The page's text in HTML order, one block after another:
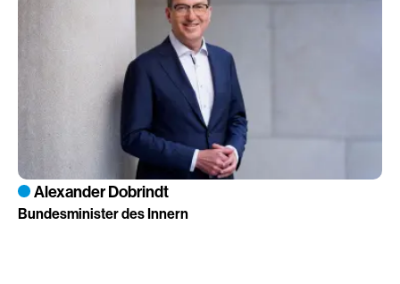
Alexander Dobrindt
Bundesminister des Innern